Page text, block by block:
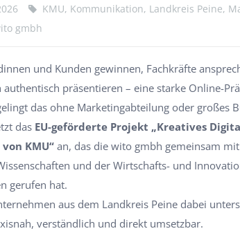
KMU, Kommunikation, Landkreis Peine,
gmbh
und Kunden gewinnen, Fachkräfte
präsentieren – eine starke Online-
das ohne Marketingabteilung oder großes
das EU-geförderte Projekt „Kreatives
KMU“an, das die wito gmbh gemeinsam
und der Wirtschafts- und
gerufen hat.
aus dem Landkreis Peine dabei
verständlich und direkt umsetzbar.